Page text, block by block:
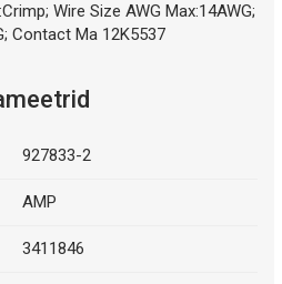
Wire Size AWG Max:14AWG;
Contact Ma 12K5537
927833-2
AMP
3411846